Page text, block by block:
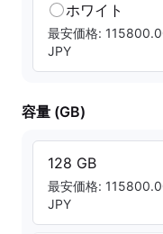
ホワイト
最安価格:
JPY
容量 (GB)
128 GB
最安価格:
JPY